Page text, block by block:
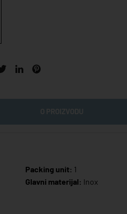
Packing unit: 1
Glavni materijal: Inox